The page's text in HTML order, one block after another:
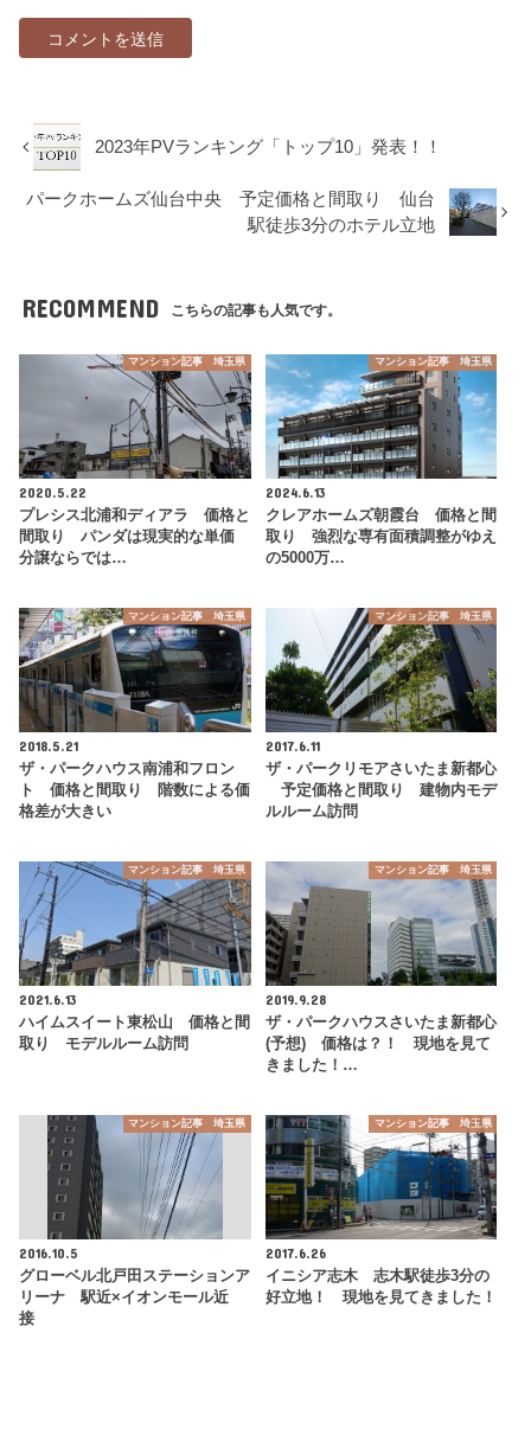
2023年PVランキング「トップ10」発表！！
パークホームズ仙台中央 予定価格と間取り 仙台
駅徒歩3分のホテル立地
RECOMMEND こちらの記事も人気です。
マンション記事 埼玉県
2020.5.22
プレシス北浦和ディアラ 価格と
間取り パンダは現実的な単価
分譲ならでは…
マンション記事 埼玉県
2024.6.13
クレアホームズ朝霞台 価格と間
取り 強烈な専有面積調整がゆえ
の5000万…
マンション記事 埼玉県
2018.5.21
ザ・パークハウス南浦和フロン
ト 価格と間取り 階数による価
格差が大きい
マンション記事 埼玉県
2017.6.11
ザ・パークリモアさいたま新都心
予定価格と間取り 建物内モデ
ルルーム訪問
マンション記事 埼玉県
2021.6.13
ハイムスイート東松山 価格と間
取り モデルルーム訪問
マンション記事 埼玉県
2019.9.28
ザ・パークハウスさいたま新都心
(予想) 価格は？！ 現地を見て
きました！…
マンション記事 埼玉県
2016.10.5
グローベル北戸田ステーションア
リーナ 駅近×イオンモール近
接
マンション記事 埼玉県
2017.6.26
イニシア志木 志木駅徒歩3分の
好立地！ 現地を見てきました！